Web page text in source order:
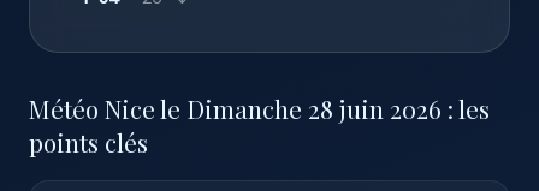
Météo Nice le Dimanche 28 juin 2026 : les
points clés